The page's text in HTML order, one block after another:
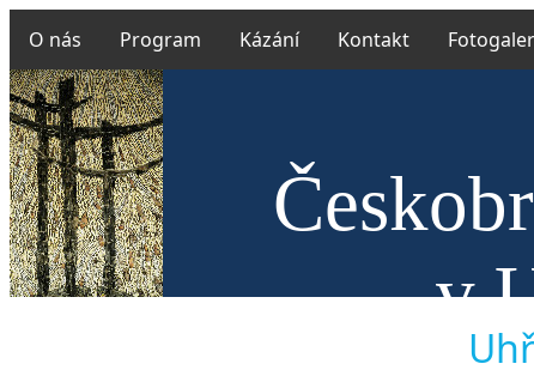
O nás Program Kázání Kontakt
v